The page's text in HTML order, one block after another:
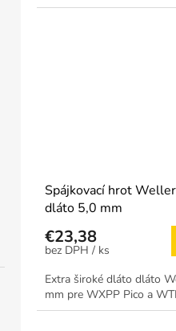
Spájkovací hrot
dláto 5,0 mm
€23,38
/ ks
Extra široké dláto dláto
mm pre WXPP Pico a